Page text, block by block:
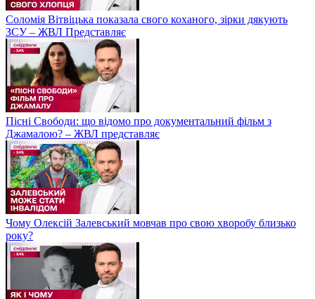
Соломія Вітвіцька показала свого коханого, зірки дякують
ЗСУ – ЖВЛ Представляє
Пісні Свободи: що відомо про документальний фільм з
Джамалою? – ЖВЛ представляє
Чому Олексій Залевський мовчав про свою хворобу близько
року?